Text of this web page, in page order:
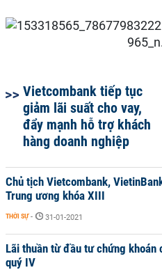
Vietcombank tiếp tục
giảm lãi suất cho vay,
đẩy mạnh hỗ trợ khách
hàng doanh nghiệp
Chủ tịch Vietcombank,
Trung ương khóa XIII
THỜI SỰ - 31-01-2021
Lãi thuần từ đầu tư chứng
quý IV